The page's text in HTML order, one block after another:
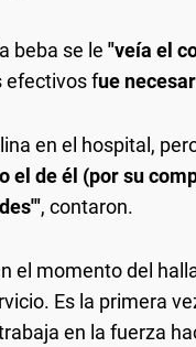
beba se le "veía el
efectivos fue
en el hospital,
el de él (por su
, contaron.
el momento del
Es la primera
en la fuerza